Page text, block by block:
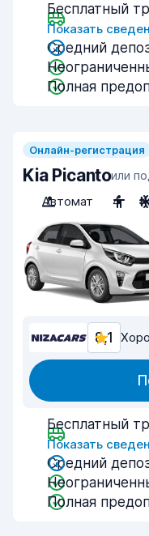
Бесплатный
Показать
Средний
Полная
Онлайн-регистрация
Kia Picantoили
Автомат
4
8,1
Бесплатный
Показать
Средний
Полная